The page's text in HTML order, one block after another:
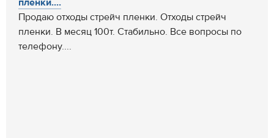
пленки....
Продаю отходы стрейч пленки. Отходы стрейч
пленки. В месяц 100т. Стабильно. Все вопросы по
телефону....